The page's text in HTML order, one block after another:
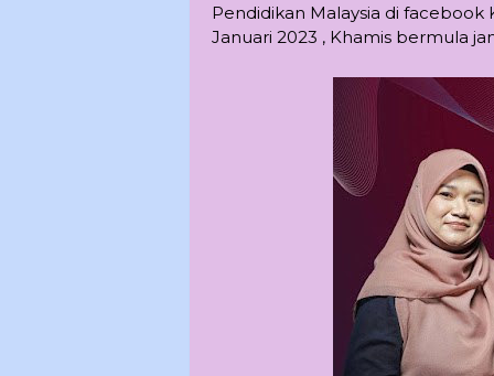
Pendidikan Malaysia di facebook
Januari 2023 , Khamis bermula